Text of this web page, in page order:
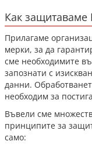
Как
Прилагаме
мерки, за да
сме необходимите
запознати с
данни.
необходим за
Въвели сме
принципите за
само: